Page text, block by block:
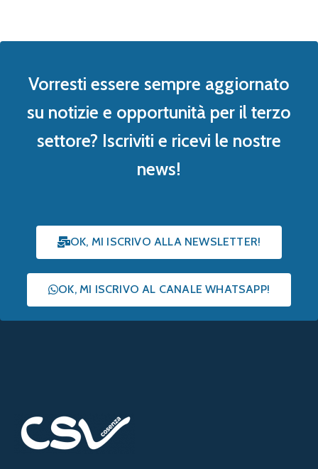
Vorresti essere sempre aggiornato
su notizie e opportunità per il terzo
settore? Iscriviti e ricevi le nostre
news!
OK, MI ISCRIVO ALLA NEWSLETTER!
OK, MI ISCRIVO AL CANALE WHATSAPP!